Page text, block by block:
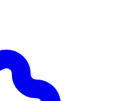
Carbonate,